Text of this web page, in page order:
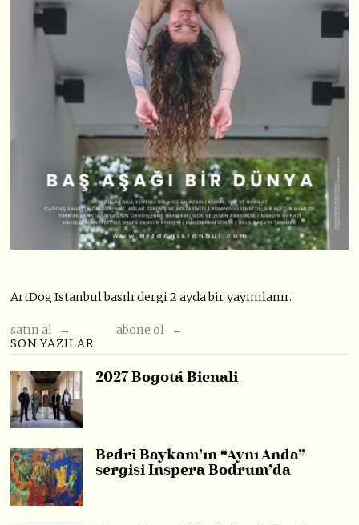
ArtDog Istanbul basılı dergi 2 ayda bir yayımlanır.
satın al →
abone ol →
SON YAZILAR
2027 Bogotá Bienali
Bedri Baykam’ın “Aynı Anda”
sergisi Inspera Bodrum’da